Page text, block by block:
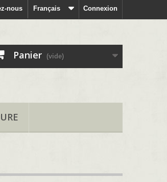
Connexion
Français
nous
Panier (vide)